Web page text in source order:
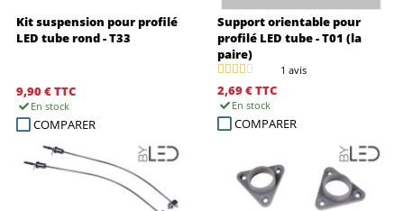
Kit suspension pour profilé
LED tube rond - T33
9,90 €TTC
En stock
COMPARER
Support orientable pour
profilé LED tube - T01 (la
paire)
1 avis
2,69 €TTC
En stock
COMPARER